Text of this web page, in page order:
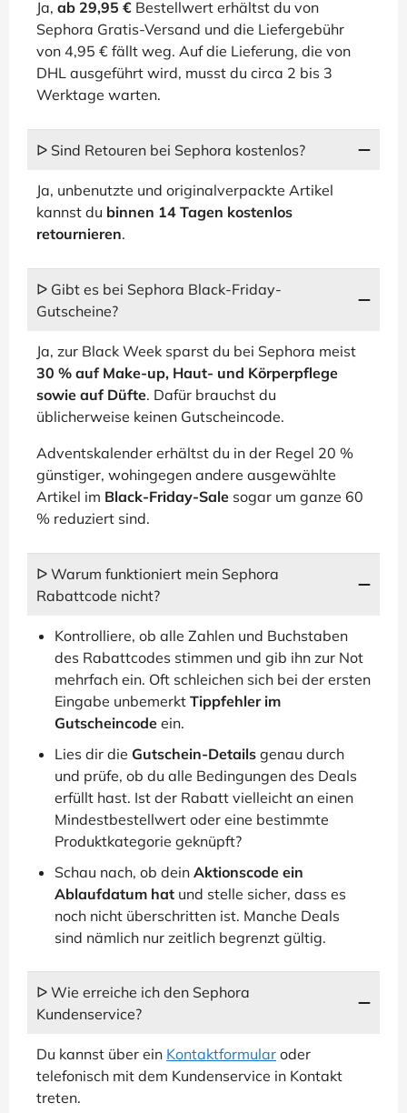
Ja, ab 29,95 € Bestellwert erhältst du von
Sephora Gratis-Versand und die Liefergebühr
von 4,95 € fällt weg. Auf die Lieferung, die von
DHL ausgeführt wird, musst du circa 2 bis 3
Werktage warten.
ᐅ Sind Retouren bei Sephora kostenlos?
Ja, unbenutzte und originalverpackte Artikel
kannst du binnen 14 Tagen kostenlos
retournieren.
ᐅ Gibt es bei Sephora Black-Friday-
Gutscheine?
Ja, zur Black Week sparst du bei Sephora meist
30 % auf Make-up, Haut- und Körperpflege
sowie auf Düfte. Dafür brauchst du
üblicherweise keinen Gutscheincode.
Adventskalender erhältst du in der Regel 20 %
günstiger, wohingegen andere ausgewählte
Artikel im Black-Friday-Sale sogar um ganze 60
% reduziert sind.
ᐅ Warum funktioniert mein Sephora
Rabattcode nicht?
Kontrolliere, ob alle Zahlen und Buchstaben
des Rabattcodes stimmen und gib ihn zur Not
mehrfach ein. Oft schleichen sich bei der ersten
Eingabe unbemerkt Tippfehler im
Gutscheincode ein.
Lies dir die Gutschein-Details genau durch
und prüfe, ob du alle Bedingungen des Deals
erfüllt hast. Ist der Rabatt vielleicht an einen
Mindestbestellwert oder eine bestimmte
Produktkategorie geknüpft?
Schau nach, ob dein Aktionscode ein
Ablaufdatum hat und stelle sicher, dass es
noch nicht überschritten ist. Manche Deals
sind nämlich nur zeitlich begrenzt gültig.
ᐅ Wie erreiche ich den Sephora
Kundenservice?
Du kannst über ein Kontaktformular oder
telefonisch mit dem Kundenservice in Kontakt
treten.